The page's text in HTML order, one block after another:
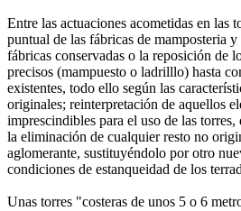
Entre las actuaciones acometidas en las
puntual de las fábricas de mamposteria
fábricas conservadas o la reposición de
precisos (mampuesto o ladrilllo) hasta
existentes, todo ello según las
originales; reinterpretación de aquellos
imprescindibles para el uso de las
la eliminación de cualquier resto no
aglomerante, sustituyéndolo por otro
condiciones de estanqueidad de los
Unas torres "costeras de unos 5 o 6